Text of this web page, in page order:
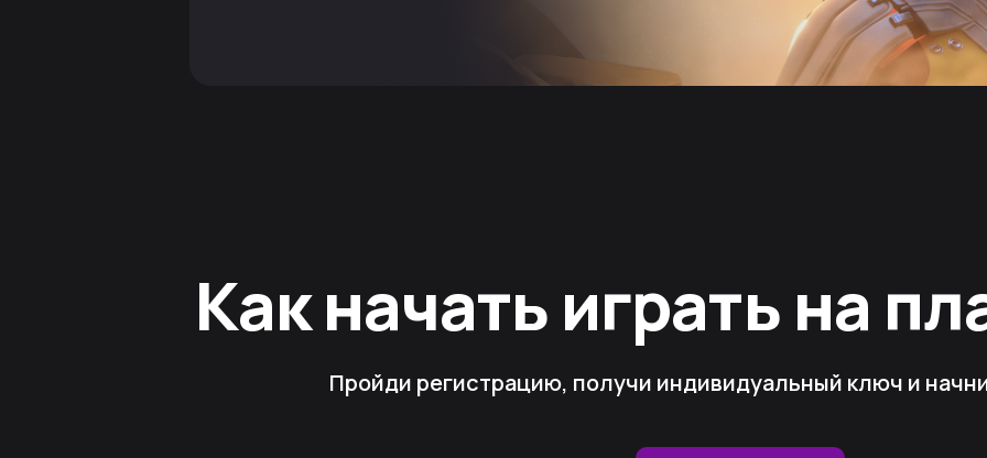
Как начать играть на
Пройди регистрацию, получи индивидуальный ключ и